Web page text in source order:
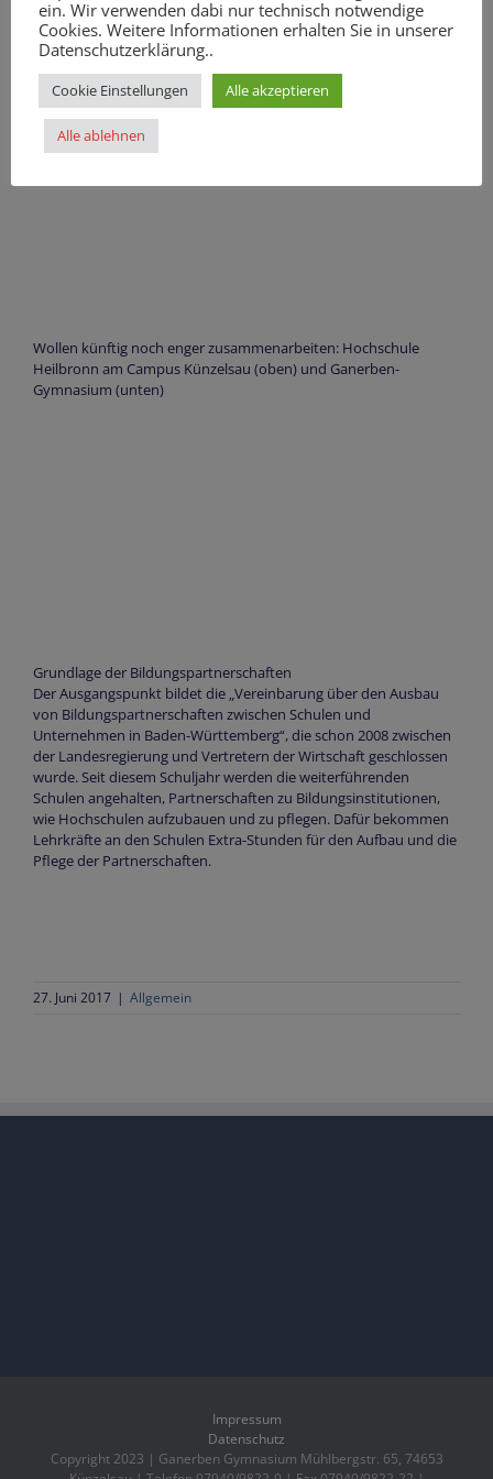
Hummel (Schlossgymnasium)
Wollen künftig noch enger zusammenarbeiten: Hochschule
Heilbronn am Campus Künzelsau (oben) und Ganerben-
Gymnasium (unten)
Grundlage der Bildungspartnerschaften
Der Ausgangspunkt bildet die „Vereinbarung über den Ausbau
von Bildungspartnerschaften zwischen Schulen und
Unternehmen in Baden-Württemberg“, die schon 2008 zwischen
der Landesregierung und Vertretern der Wirtschaft geschlossen
wurde. Seit diesem Schuljahr werden die weiterführenden
Schulen angehalten, Partnerschaften zu Bildungsinstitutionen,
wie Hochschulen aufzubauen und zu pflegen. Dafür bekommen
Lehrkräfte an den Schulen Extra-Stunden für den Aufbau und die
Pflege der Partnerschaften.
27. Juni 2017 | Allgemein
Impressum
Datenschutz
Copyright 2023 | Ganerben Gymnasium Mühlbergstr. 65, 74653
ein. Wir verwenden dabi nur technisch notwendige
Cookies. Weitere Informationen erhalten Sie in unserer
Datenschutzerklärung..
Cookie Einstellungen Alle akzeptieren
Alle ablehnen